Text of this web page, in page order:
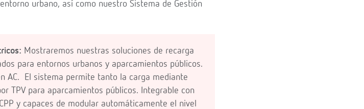
urbano, así como nuestro Sistema de Gestión
Mostraremos nuestras soluciones de recarga
para entornos urbanos y aparcamientos públicos.
AC. El sistema permite tanto la carga mediante
TPV para aparcamientos públicos. Integrable con
y capaces de modular automáticamente el nivel